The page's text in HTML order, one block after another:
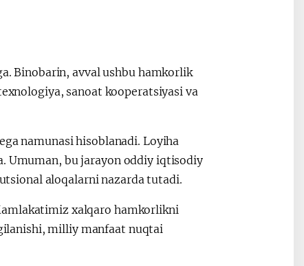
Binobarin, avval ushbu hamkorlik
sanoat kooperatsiyasi va
namunasi hisoblanadi. Loyiha
Umuman, bu jarayon oddiy iqtisodiy
aloqalarni nazarda tutadi.
xalqaro hamkorlikni
milliy manfaat nuqtai